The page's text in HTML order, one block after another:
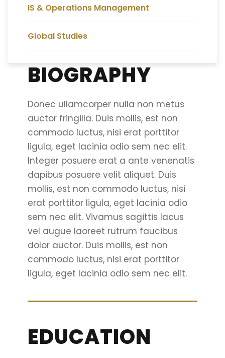
IS & Operations Management
Global Studies
BIOGRAPHY
Donec ullamcorper nulla non metus
auctor fringilla. Duis mollis, est non
commodo luctus, nisi erat porttitor
ligula, eget lacinia odio sem nec elit.
Integer posuere erat a ante venenatis
dapibus posuere velit aliquet. Duis
mollis, est non commodo luctus, nisi
erat porttitor ligula, eget lacinia odio
sem nec elit. Vivamus sagittis lacus
vel augue laoreet rutrum faucibus
dolor auctor. Duis mollis, est non
commodo luctus, nisi erat porttitor
ligula, eget lacinia odio sem nec elit.
EDUCATION